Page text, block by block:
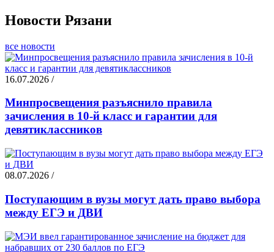
Новости Рязани
все новости
16.07.2026 /
Минпросвещения разъяснило правила
зачисления в 10-й класс и гарантии для
девятиклассников
08.07.2026 /
Поступающим в вузы могут дать право выбора
между ЕГЭ и ДВИ